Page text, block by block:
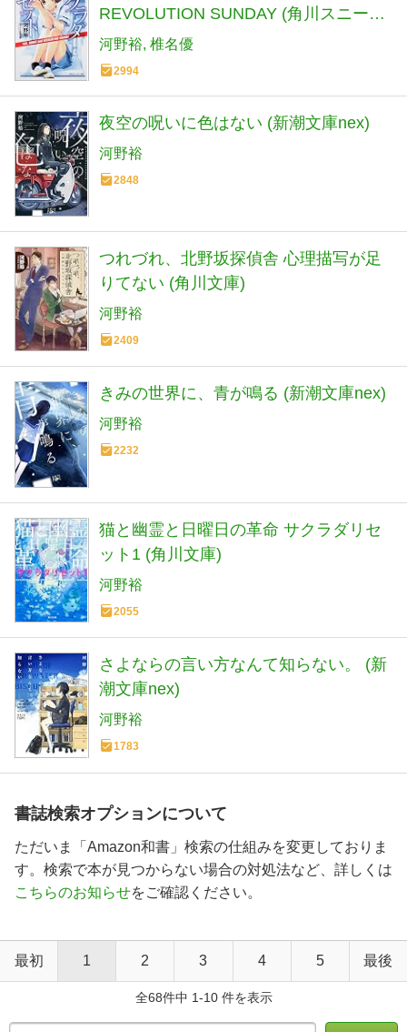
REVOLUTION SUNDAY (角川スニーカ
ー文庫 こ 1-1-1)
河野裕 椎名優
2994
夜空の呪いに色はない (新潮文庫nex)
河野裕
2848
つれづれ、北野坂探偵舎 心理描写が足
りてない (角川文庫)
河野裕
2409
きみの世界に、青が鳴る (新潮文庫nex)
河野裕
2232
猫と幽霊と日曜日の革命 サクラダリセ
ット1 (角川文庫)
河野裕
2055
さよならの言い方なんて知らない。 (新
潮文庫nex)
河野裕
1783
書誌検索オプションについて
ただいま「Amazon和書」検索の仕組みを変更しておりま
す。検索で本が見つからない場合の対処法など、詳しくは
こちらのお知らせをご確認ください。
最初 1 2 3 4 5 最後
全68件中 1-10 件を表示